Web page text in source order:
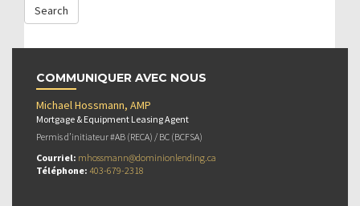
COMMUNIQUER AVEC NOUS
Michael Hossmann, AMP
Mortgage & Equipment Leasing Agent
Permis d’initiateur #AB (RECA) / BC (BCFSA)
Courriel: mhossmann@dominionlending.ca
Téléphone: 403-679-2318